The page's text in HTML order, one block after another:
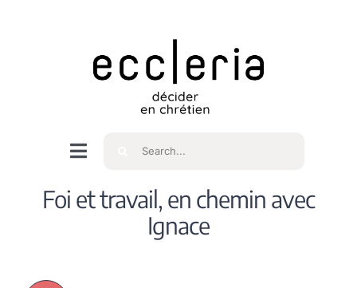
Navigation
à
bascule
Accueil
Rechercher
Foi et travail, en chemin avec
Ignace